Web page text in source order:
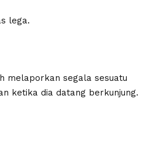
lega.
melaporkan segala sesuatu
ketika dia datang berkunjung.